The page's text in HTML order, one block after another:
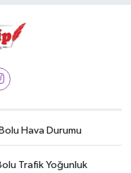
Bolu Hava Durumu
Trafik Yoğunluk